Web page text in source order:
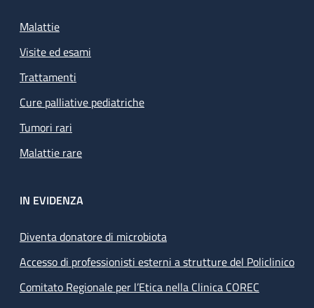
Malattie
Visite ed esami
Trattamenti
Cure palliative pediatriche
Tumori rari
Malattie rare
IN EVIDENZA
Diventa donatore di microbiota
Accesso di professionisti esterni a strutture del Policlinico
Comitato Regionale per l’Etica nella Clinica COREC